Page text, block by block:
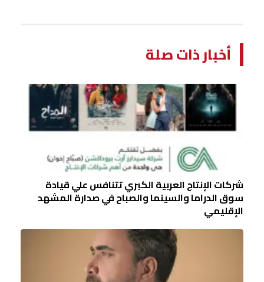
أخبار ذات صلة
شركات الإنتاج العربية الكبري تتنافس علي قيادة
سوق الدراما والسينما والصباح في صدارة المشهد
الإقليمي